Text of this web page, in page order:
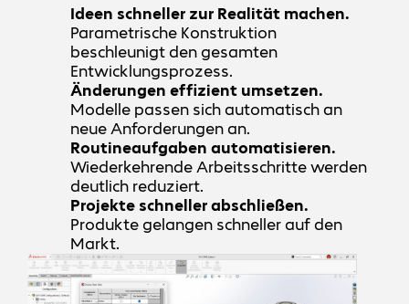
Ideen schneller zur Realität machen.
Parametrische Konstruktion
beschleunigt den gesamten
Entwicklungsprozess.
Änderungen effizient umsetzen.
Modelle passen sich automatisch an
neue Anforderungen an.
Routineaufgaben automatisieren.
Wiederkehrende Arbeitsschritte werden
deutlich reduziert.
Projekte schneller abschließen.
Produkte gelangen schneller auf den
Markt.